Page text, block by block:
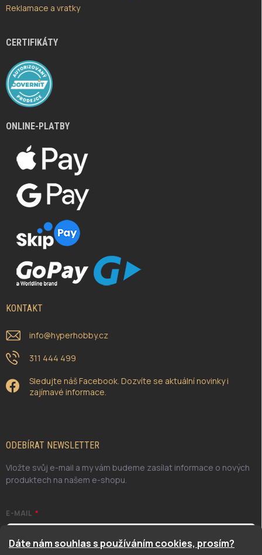
Dáte nám souhlas s používáním cookies, prosím?
Reklamace a vratky
CERTIFIKÁTY
ONLINE-PLATBY
KONTAKT
info@hyperhobby.cz
311 444 499
Sledujte náš Facebook. Dozvíte se aktuální novinky i
zajímavé informace.
ODEBÍRAT NEWSLETTER
Vložte svůj e-mail a my vám budeme zasílat informace o nových
produktech na našem e-shopu.
E-MAIL